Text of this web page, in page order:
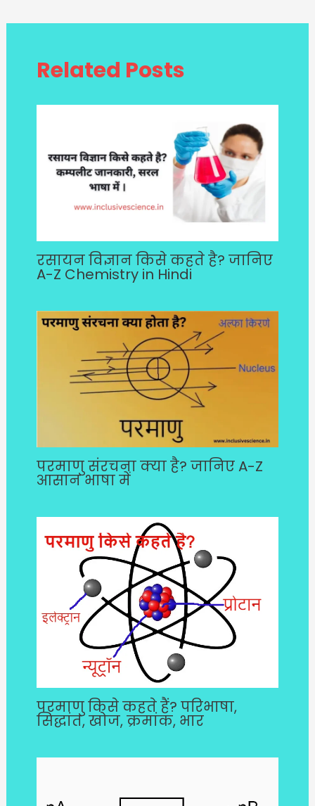
Related Posts
रसायन विज्ञान किसे कहते है? जानिए
A-Z Chemistry in Hindi
परमाणु संरचना क्या है? जानिए A-Z
आसान भाषा में
परमाणु किसे कहते हैं? परिभाषा,
सिद्धांत, खोज, क्रमांक, भार